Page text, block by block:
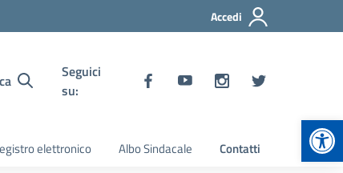
Accedi
Seguici
su:
elettronico Albo Sindacale Contatti